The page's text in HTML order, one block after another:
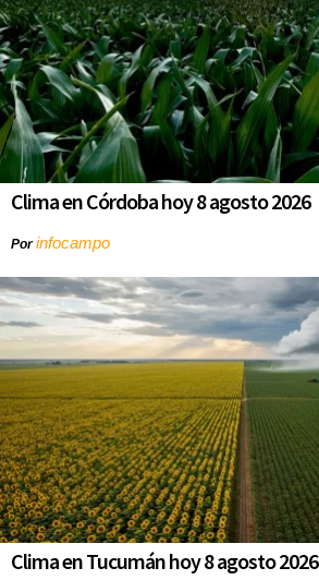
Clima en Córdoba hoy 8 agosto 2026
Porinfocampo
Clima en Tucumán hoy 8 agosto 2026